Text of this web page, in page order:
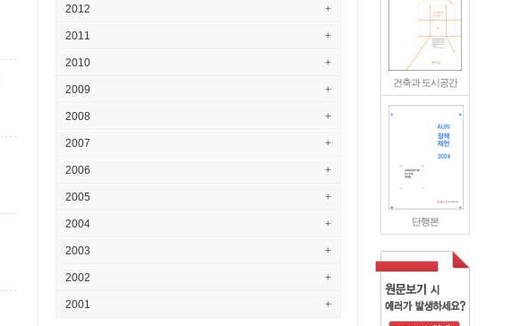
건축과 도시공간
단행본
2012 +
2011 +
2010 +
2009 +
2008 +
2007 +
2006 +
2005 +
2004 +
2003 +
2002 +
2001 +